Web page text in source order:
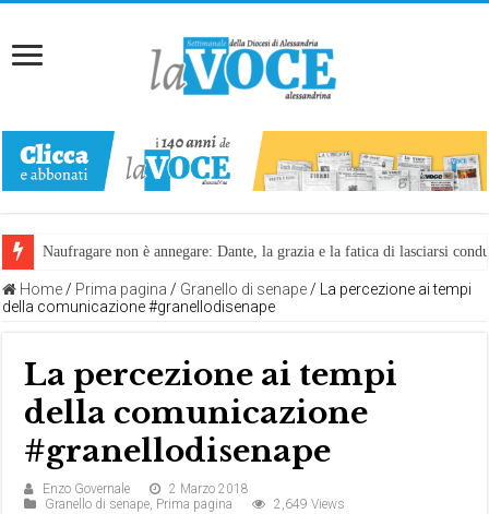
Naufragare non è annegare: Dante, la grazia e la fatica di lasciarsi
Home / Prima pagina / Granello di senape /
La percezione ai tempi
della comunicazione #granellodisenape
La percezione ai tempi
della comunicazione
#granellodisenape
Enzo Governale
2 Marzo 2018
Granello di senape, Prima pagina 2,649 Views